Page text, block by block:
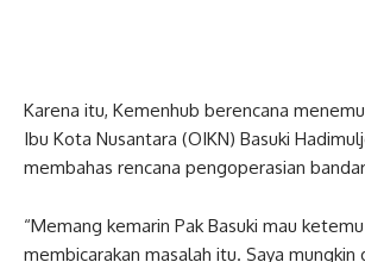
Karena itu, Kemenhub berencana
Ibu Kota Nusantara (OIKN) Basuki
membahas rencana pengoperasian
“Memang kemarin Pak Basuki mau
membicarakan masalah itu. Saya mungkin